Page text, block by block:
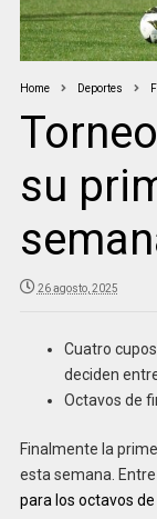
Home Deportes
su
26 agosto, 2025
Cuatro
deciden
Octavos de
Finalmente la
esta semana.
para los octavos de